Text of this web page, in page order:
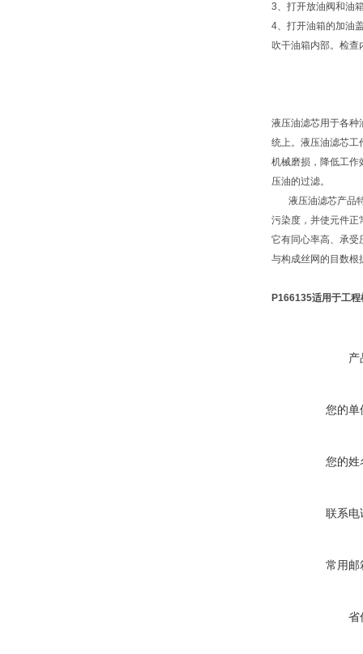
3、打开放油阀和油
4、打开油箱的加油
吹干油箱内部。检
液压油滤芯用于各种
统上。液压油滤芯工
机械磨损，降低工作
压油的过滤。
液压油滤芯产品特
污染度，并使元件正
它有同心率高、承受
与构成丝网的目数根
P166135适用于工
产
您的单
您的姓
联系电
常用邮
省